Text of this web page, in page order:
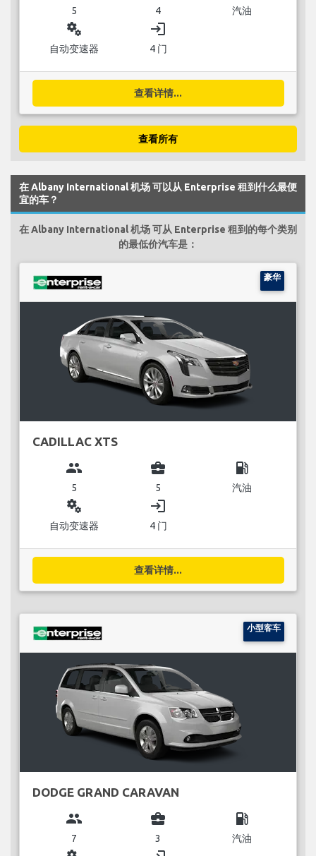
5 4 汽油
miscellaneous_services
自动变速器
login
4 门
查看详情...
查看所有
在 Albany International 机场 可以从 Enterprise 租到什么最便
宜的车？
在 Albany International 机场 可从 Enterprise 租到的每个类别
的最低价汽车是：
豪华
CADILLAC XTS
group
5
business_center
5
local_gas_station
汽油
miscellaneous_services
自动变速器
login
4 门
查看详情...
小型客车
DODGE GRAND CARAVAN
group
7
business_center
3
local_gas_station
汽油